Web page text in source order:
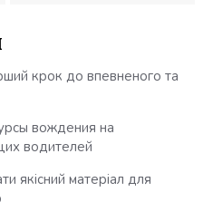
крок до впевненого та
вождения на
водителей
якісний матеріал для